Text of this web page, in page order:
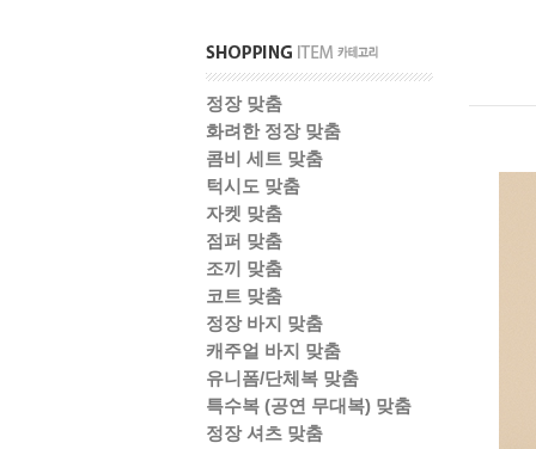
정장 맞춤
화려한 정장 맞춤
콤비 세트 맞춤
턱시도 맞춤
자켓 맞춤
점퍼 맞춤
조끼 맞춤
코트 맞춤
정장 바지 맞춤
캐주얼 바지 맞춤
유니폼/단체복 맞춤
특수복 (공연 무대복) 맞춤
정장 셔츠 맞춤